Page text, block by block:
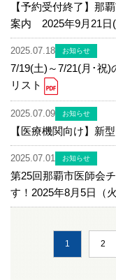
【予約受付終了】那
案内 2025年9月21日
2025.07.18 お知らせ
7/19(土)～7/21(月･祝
リスト
2025.07.09 お知らせ
【医療機関向け】新
2025.07.01 お知らせ
第25回那覇市医師会
す！2025年8月5日（
1 2